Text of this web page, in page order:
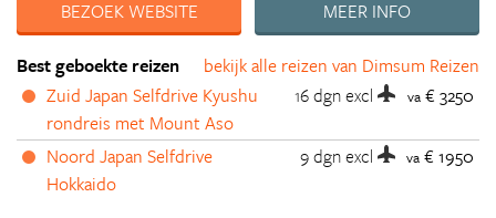
BEZOEK WEBSITE
MEER INFO
bekijk alle reizen van Dimsum Reizen
Best geboekte reizen
Zuid Japan Selfdrive Kyushu
rondreis met Mount Aso
16 dgnexcl va € 3250
Noord Japan Selfdrive
Hokkaido
9 dgnexcl va € 1950